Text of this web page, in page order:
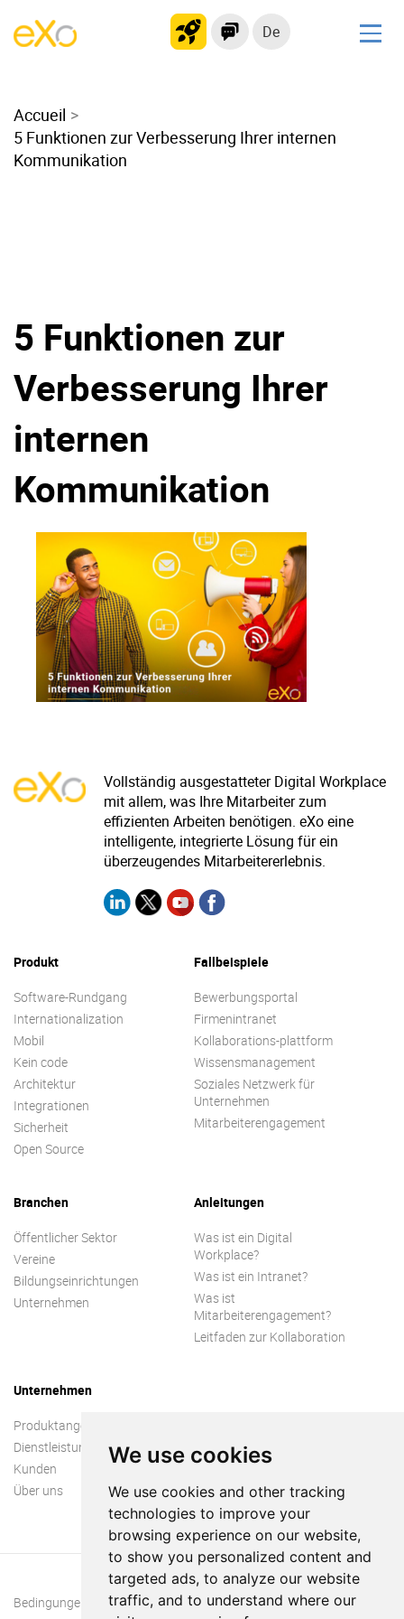
We use cookies
We use cookies and other tracking
technologies to improve your
browsing experience on our website,
to show you personalized content and
targeted ads, to analyze our website
traffic, and to understand where our
De
Modernes Intranet
kollaborationsplattform
Soziales Netzwerk
Produkt
Plattform-Übersicht
Internationalisierung
Mobil
Kein Code
Sicherheit
Open Source
Über uns
Karriere
Ressourcen-Center
Blog
Kontakt
Testen Sie eXo
Accueil
5 Funktionen zur Verbesserung Ihrer internen
Kommunikation
5 Funktionen zur
Verbesserung Ihrer
internen
Kommunikation
Vollständig ausgestatteter Digital Workplace
mit allem, was Ihre Mitarbeiter zum
effizienten Arbeiten benötigen. eXo eine
intelligente, integrierte Lösung für ein
überzeugendes Mitarbeitererlebnis.
Produkt
Software-Rundgang
Internationalization
Mobil
Kein code
Architektur
Integrationen
Sicherheit
Open Source
Fallbeispiele
Bewerbungsportal
Firmenintranet
Kollaborations-plattform
Wissensmanagement
Soziales Netzwerk für
Unternehmen
Mitarbeiterengagement
Branchen
Öffentlicher Sektor
Vereine
Bildungseinrichtungen
Unternehmen
Anleitungen
Was ist ein Digital
Workplace?
Was ist ein Intranet?
Was ist
Mitarbeiterengagement?
Leitfaden zur Kollaboration
Unternehmen
Produktangebot
Dienstleistungen
Kunden
Über uns
Bedingungen und Konditionen